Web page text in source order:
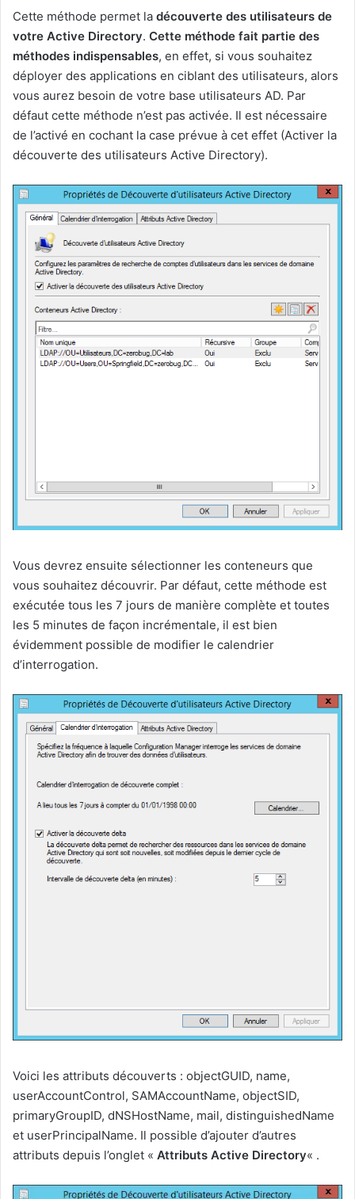
Cette méthode permet la découverte des utilisateurs de
votre Active Directory. Cette méthode fait partie des
méthodes indispensables, en effet, si vous souhaitez
déployer des applications en ciblant des utilisateurs, alors
vous aurez besoin de votre base utilisateurs AD. Par
défaut cette méthode n’est pas activée. Il est nécessaire
de l’activé en cochant la case prévue à cet effet (Activer la
découverte des utilisateurs Active Directory).
Vous devrez ensuite sélectionner les conteneurs que
vous souhaitez découvrir. Par défaut, cette méthode est
exécutée tous les 7 jours de manière complète et toutes
les 5 minutes de façon incrémentale, il est bien
évidemment possible de modifier le calendrier
d’interrogation.
Voici les attributs découverts : objectGUID, name,
userAccountControl, SAMAccountName, objectSID,
primaryGroupID, dNSHostName, mail, distinguishedName
et userPrincipalName. Il possible d’ajouter d’autres
attributs depuis l’onglet « Attributs Active Directory« .